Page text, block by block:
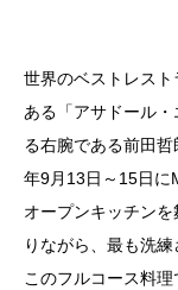
世界のベストレス
ある「アサドール
る右腕である前田
年9月13日～15日に
オープンキッチン
りながら、最も洗
このフルコース料